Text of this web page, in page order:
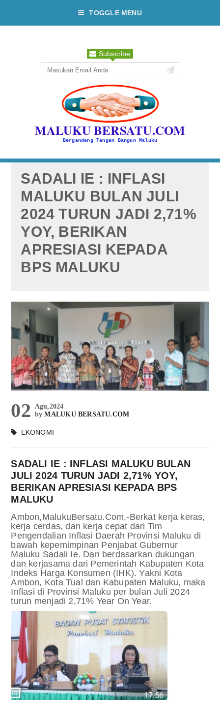
TOGGLE MENU
Subscribe
MALUKU BERSATU.COM
Bergandeng Tangan Bangun Maluku
SADALI IE : INFLASI
MALUKU BULAN JULI
2024 TURUN JADI 2,71%
YOY, BERIKAN
APRESIASI KEPADA
BPS MALUKU
02
Agu,2024
byMALUKU BERSATU.COM
EKONOMI
SADALI IE : INFLASI MALUKU BULAN
JULI 2024 TURUN JADI 2,71% YOY,
BERIKAN APRESIASI KEPADA BPS
MALUKU
Ambon,MalukuBersatu.Com,-Berkat kerja keras,
kerja cerdas, dan kerja cepat dari Tim
Pengendalian Inflasi Daerah Provinsi Maluku di
bawah kepemimpinan Penjabat Gubernur
Maluku Sadali Ie. Dan berdasarkan dukungan
dan kerjasama dari Pemerintah Kabupaten Kota
Indeks Harga Konsumen (IHK). Yakni Kota
Ambon, Kota Tual dan Kabupaten Maluku, maka
Inflasi di Provinsi Maluku per bulan Juli 2024
turun menjadi 2,71% Year On Year.